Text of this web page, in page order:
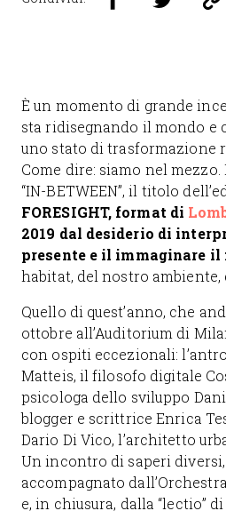
È un momento di grande
sta ridisegnando il mondo e
uno stato di trasformazione
Come dire: siamo nel mezzo.
“IN-BETWEEN”, il titolo
FORESIGHT, format di
2019 dal desiderio di
presente e il immaginare il
habitat, del nostro ambiente,
Quello di quest’anno, che
ottobre all’Auditorium di
con ospiti eccezionali:
Matteis, il filosofo digitale
psicologa dello sviluppo
blogger e scrittrice Enrica
Dario Di Vico, l’architetto
Un incontro di saperi
accompagnato
e, in chiusura, dalla “lectio”